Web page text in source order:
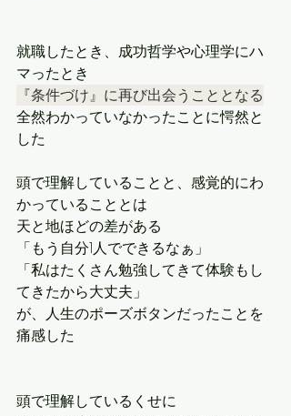
就職したとき、成功哲学や心理学にハ
マったとき
『条件づけ』に再び出会うこととなる
全然わかっていなかったことに愕然と
した
頭で理解していることと、感覚的にわ
かっていることとは
天と地ほどの差がある
「もう自分1人でできるなぁ」
「私はたくさん勉強してきて体験もし
てきたから大丈夫」
が、人生のポーズボタンだったことを
痛感した
頭で理解しているくせに